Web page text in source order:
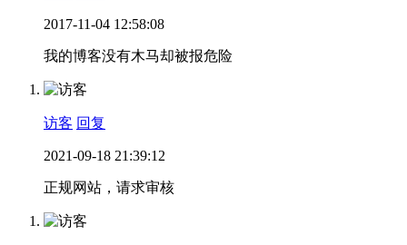
2017-11-04 12:58:08
我的博客没有木马却被报危险
访客 回复
2021-09-18 21:39:12
正规网站，请求审核